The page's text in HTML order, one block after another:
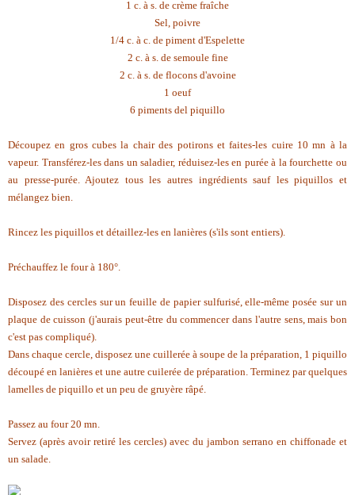
1 c. à s. de crème fraîche
Sel, poivre
1/4 c. à c. de piment d'Espelette
2 c. à s. de semoule fine
2 c. à s. de flocons d'avoine
1 oeuf
6 piments del piquillo
Découpez en gros cubes la chair des potirons et faites-les cuire 10 mn à la
vapeur. Transférez-les dans un saladier, réduisez-les en purée à la fourchette ou
au presse-purée. Ajoutez tous les autres ingrédients sauf les piquillos et
mélangez bien.
Rincez les piquillos et détaillez-les en lanières (s'ils sont entiers).
Préchauffez le four à 180°.
Disposez des cercles sur un feuille de papier sulfurisé, elle-même posée sur un
plaque de cuisson (j'aurais peut-être du commencer dans l'autre sens, mais bon
c'est pas compliqué).
Dans chaque cercle, disposez une cuillerée à soupe de la préparation, 1 piquillo
découpé en lanières et une autre cuilerée de préparation. Terminez par quelques
lamelles de piquillo et un peu de gruyère râpé.
Passez au four 20 mn.
Servez (après avoir retiré les cercles) avec du jambon serrano en chiffonade et
un salade.